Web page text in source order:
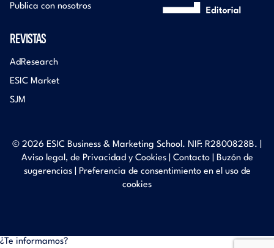
Publica con nosotros
REVISTAS
AdResearch
ESIC Market
SJM
© 2026 ESIC Business & Marketing School. NIF: R2800828B. |
Aviso legal, de Privacidad y Cookies| Contacto| Buzón de
sugerencias| Preferencia de consentimiento en el uso de
cookies
¿Te informamos?